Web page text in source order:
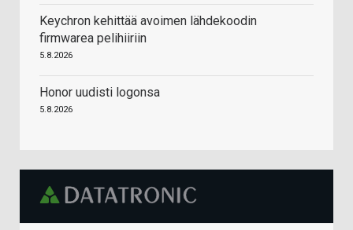
Keychron kehittää avoimen lähdekoodin
firmwarea pelihiiriin
5.8.2026
Honor uudisti logonsa
5.8.2026